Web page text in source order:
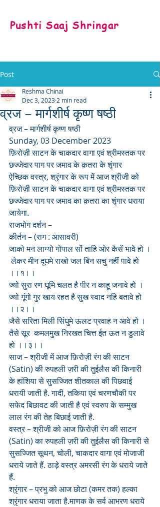
Pushti Saaj Shringar
Post
व्रज – मार्गशीर्ष कृष्ण षष्ठी
Reshma Chinai
Dec 3, 2023 2 min read
व्रज – मार्गशीर्ष कृष्ण षष्ठी
Sunday, 03 December 2023
फ़िरोज़ी साटन के चाकदार वागा एवं श्रीमस्तक पर
छज्जेदार पाग पर जमाव के क़तरा के शृंगार
ऐच्छिक वस्त्र, श्रृंगार के रूप में आज श्रीजी को
फ़िरोज़ी साटन के चाकदार वागा एवं श्रीमस्तक पर
छज्जेदार पाग पर जमाव का क़तरा का शृंगार धराया
जायेगा.
राजभोग दर्शन –
कीर्तन – (राग : आसावरी)
जाको मन लाग्यो गोपाल सों ताहि ओर कैसें भावे हो ।
लेकर मीन दूधमे राखो जल बिन सचु नहीं पावे हो
।।१।।
ज्यो सुरा रण घूमि चलत है पीर न काहू जनावे हो ।
ज्यो गूंगो गुर खाय रहत है सुख स्वाद नहि बतावे हो
।।२।।
जैसे सरिता मिली सिंधुमे ऊलट प्रवाह न आवे हो ।
तैसे सूर  कमलमुख निरखत चित्त ईत ऊत न डुलावे
हो ।।३।।
साज – श्रीजी में आज फ़िरोज़ी रंग की साटन
(Satin) की रुपहली ज़री की तुईलैस की किनारी
के हांशिया से सुसज्जित शीतकाल की पिछवाई
धरायी जाती है. गादी, तकिया एवं चरणचौकी पर
सफेद बिछावट की जाती है एवं स्वरुप के सम्मुख
लाल रंग की तेह बिछाई जाती है.
वस्त्र – श्रीजी को आज फ़िरोज़ी रंग की साटन
(Satin) का रुपहली ज़री की तुईलैस की किनारी से
सुसज्जित सूथन, चोली, चाकदार वागा एवं मोजाजी
धराये जाते हैं. ठाड़े वस्त्र अमरसी रंग के धराये जाते
हैं.
श्रृंगार – प्रभु को आज छोटा (कमर तक) हल्का
श्रृंगार धराया जाता है.माणक के सर्व आभरण धराये